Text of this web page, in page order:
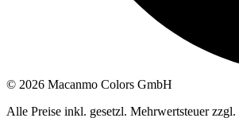
© 2026 Macanmo Colors GmbH
Alle Preise inkl. gesetzl. Mehrwertsteuer zzgl.